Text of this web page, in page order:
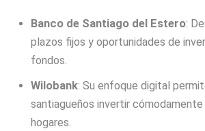
Banco de Santiago del Estero:
plazos fijos y oportunidades de
fondos.
Wilobank: Su enfoque digital
santiagueños invertir
hogares.